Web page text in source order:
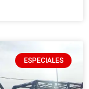
ESPECIALES